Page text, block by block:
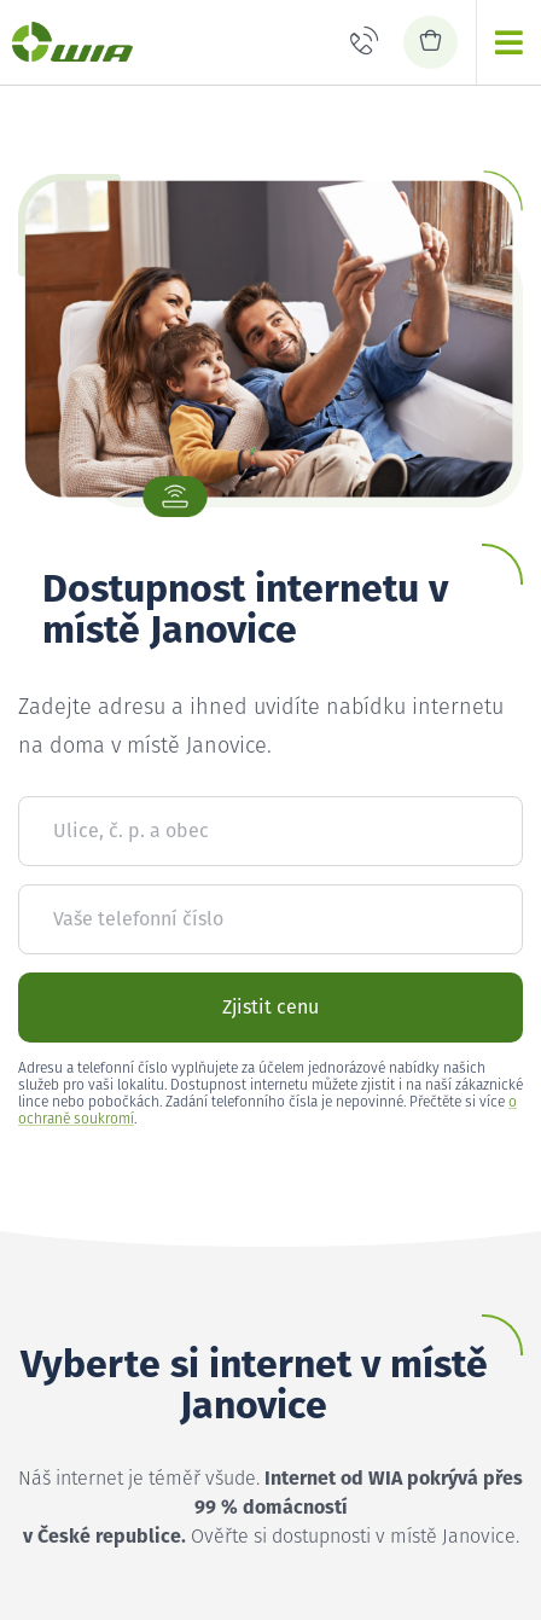
Dostupnost internetu v
místě Janovice
Zadejte adresu a ihned uvidíte nabídku internetu
na doma v místě Janovice.
Ulice, č. p. a obec
Vaše telefonní číslo
Zjistit cenu
Adresu a telefonní číslo vyplňujete za účelem jednorázové nabídky našich
služeb pro vaši lokalitu. Dostupnost internetu můžete zjistit i na naší zákaznické
lince nebo pobočkách. Zadání telefonního čísla je nepovinné. Přečtěte si více o
ochraně soukromí.
Vyberte si internet v místě
Janovice
Náš internet je téměř všude. Internet od WIA pokrývá přes
99 % domácností
v České republice.Ověřte si dostupnosti v místě Janovice.